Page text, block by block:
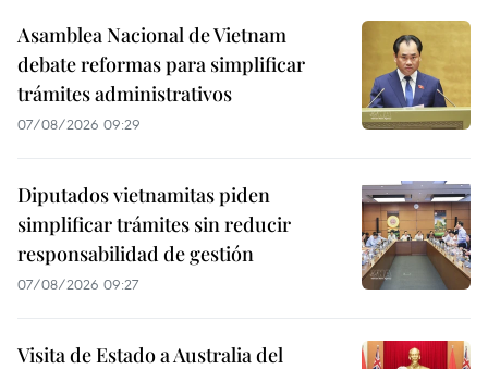
Asamblea Nacional de Vietnam
debate reformas para simplificar
trámites administrativos
07/08/2026 09:29
Diputados vietnamitas piden
simplificar trámites sin reducir
responsabilidad de gestión
07/08/2026 09:27
Visita de Estado a Australia del